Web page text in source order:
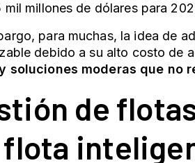
mil millones de dólares para
para muchas, la idea de
debido a su alto costo de
soluciones moderas que no
de
flota